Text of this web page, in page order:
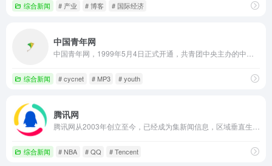
综合新闻 # 产业 # 博客 # 国际经济
中国青年网
综合新闻 # cycnet # MP3 # youth
腾讯网
综合新闻 # NBA # QQ # Tencent